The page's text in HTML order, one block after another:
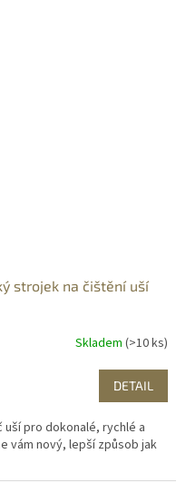
strojek na čištění uší
Skladem (>10 ks)
DETAIL
pro dokonalé, rychlé a
vám nový, lepší způsob jak